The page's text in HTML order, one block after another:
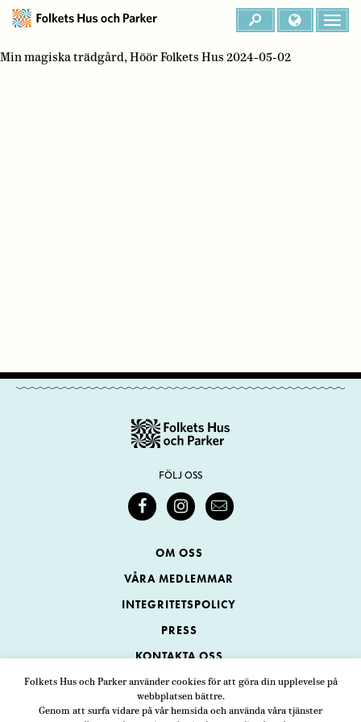
Folkets Hus och Parker använder cookies för att göra din upplevelse på
webbplatsen bättre.
Genom att surfa vidare på vår hemsida och använda våra tjänster
Min magiska trädgård, Höör Folkets Hus 2024-05-02
FÖLJ OSS
OM OSS
VÅRA MEDLEMMAR
INTEGRITETSPOLICY
PRESS
KONTAKTA OSS
Folkets Hus och Parker